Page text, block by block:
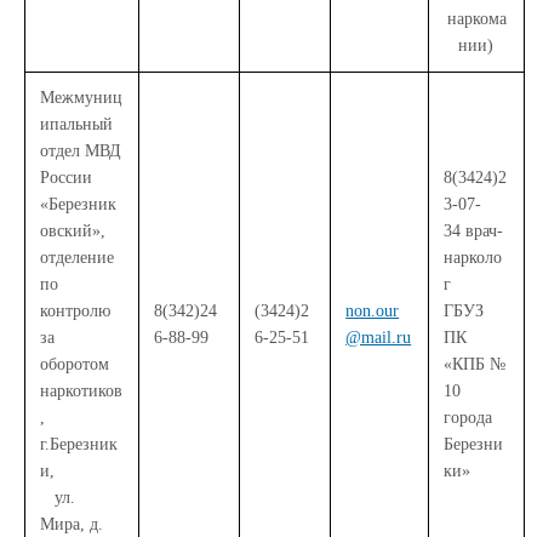
наркома
нии)
Межмуниц
ипальный
отдел МВД
России
«Березник
овский»,
отделение
по
контролю
за
оборотом
наркотиков
,
г.Березник
и,
ул.
Мира, д.
8(342)24
6-88-99
(3424)2
6-25-51
non.our
@mail.ru
8(3424)2
3-07-
34 врач-
нарколо
г
ГБУЗ
ПК
«КПБ №
10
города
Березни
ки»